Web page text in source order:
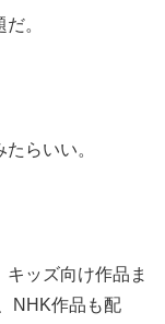
。
らいい。
ッズ向け作品ま
NHK作品も配